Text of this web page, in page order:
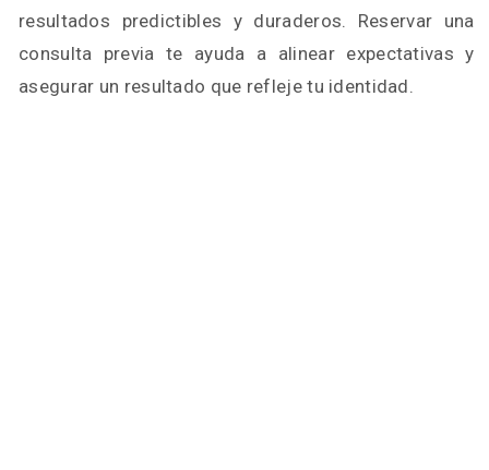
resultados predictibles y duraderos. Reservar una
consulta previa te ayuda a alinear expectativas y
asegurar un resultado que refleje tu identidad.